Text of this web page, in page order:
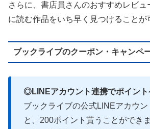
さらに、書店員さんのおすすめレビ
に読む作品をいち早く見つけることが
ブックライブのクーポン・キャンペ
◎LINEアカウント連携でポイント
ブックライブの公式LINEアカウン
と、200ポイント貰うことができま